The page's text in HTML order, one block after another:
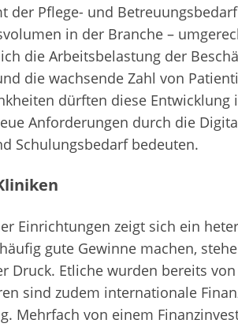
der Pflege- und
in der Branche –
die Arbeitsbelastung der
die wachsende Zahl von
dürften diese Entwicklung
Anforderungen durch die
Schulungsbedarf bedeuten.
Einrichtungen zeigt sich ein
gute Gewinne machen,
Druck. Etliche wurden bereits
sind zudem internationale
Mehrfach von einem